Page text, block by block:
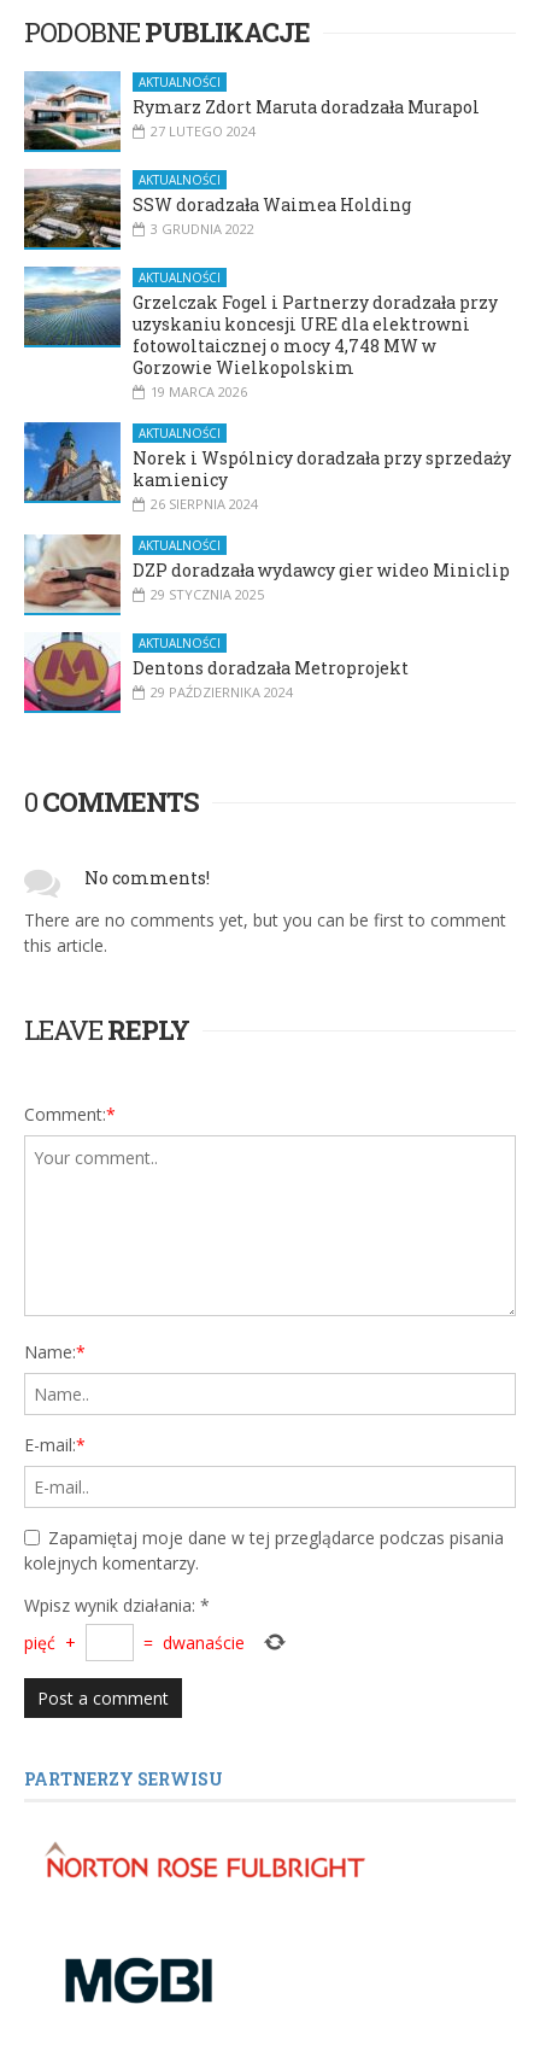
kruszywa
PODOBNEPUBLIKACJE
AKTUALNOŚCI
Rymarz Zdort Maruta doradzała Murapol
27 LUTEGO 2024
AKTUALNOŚCI
SSW doradzała Waimea Holding
3 GRUDNIA 2022
AKTUALNOŚCI
Grzelczak Fogel i Partnerzy doradzała przy
uzyskaniu koncesji URE dla elektrowni
fotowoltaicznej o mocy 4,748 MW w
Gorzowie Wielkopolskim
19 MARCA 2026
AKTUALNOŚCI
Norek i Wspólnicy doradzała przy sprzedaży
kamienicy
26 SIERPNIA 2024
AKTUALNOŚCI
DZP doradzała wydawcy gier wideo Miniclip
29 STYCZNIA 2025
AKTUALNOŚCI
Dentons doradzała Metroprojekt
29 PAŹDZIERNIKA 2024
0COMMENTS
No comments!
There are no comments yet, but you can be first to comment
this article.
LEAVEREPLY
Comment:*
Name:*
E-mail:*
Zapamiętaj moje dane w tej przeglądarce podczas pisania
kolejnych komentarzy.
Wpisz wynik działania: *
pięć + = dwanaście
PARTNERZY SERWISU